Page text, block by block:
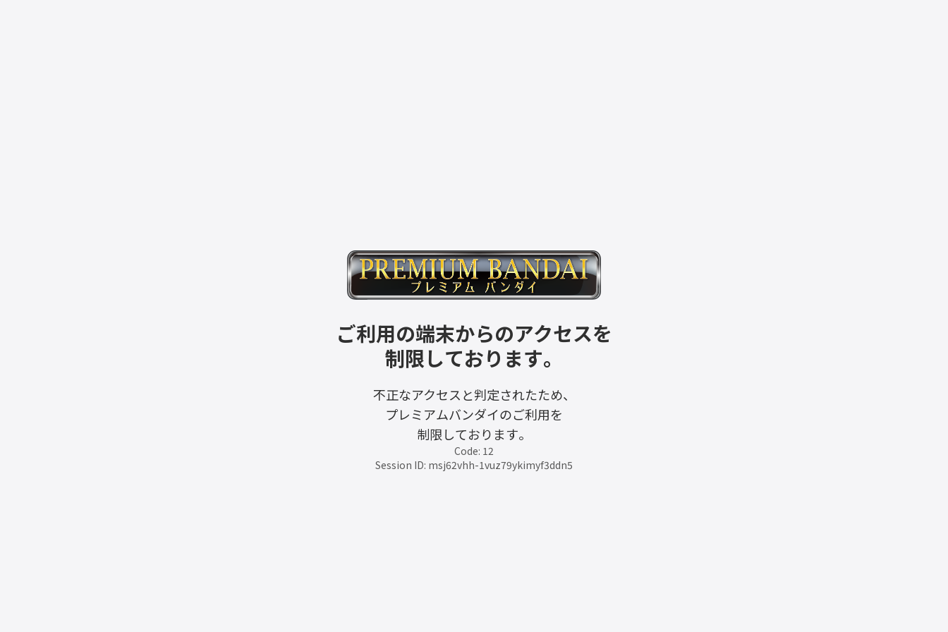
ご利用の端末からのアクセスを
制限しております。
不正なアクセスと判定されたため、
プレミアムバンダイのご利用を
制限しております。
Code: 12
Session ID: msj62vhh-1vuz79ykimyf3ddn5